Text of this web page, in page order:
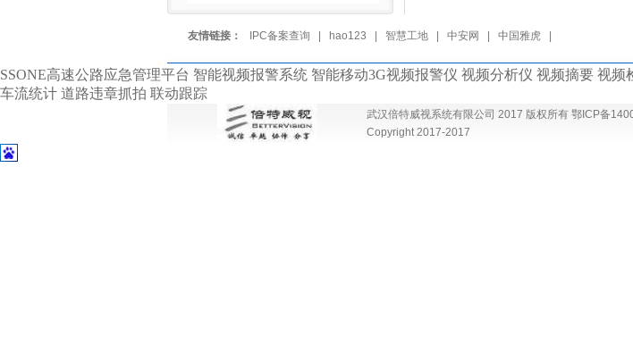
友情链接： IPC备案查询 hao123 智慧工地 中安网 中国雅虎
SSONE高速公路应急管理平台 智能视频报警系统 智能移动3G视频报警仪 视频分析仪 视频摘要 视
车流统计 道路违章抓拍 联动跟踪
武汉倍特威视系统有限公司 2017 版权所有 鄂ICP备
Copyright 2017-2017